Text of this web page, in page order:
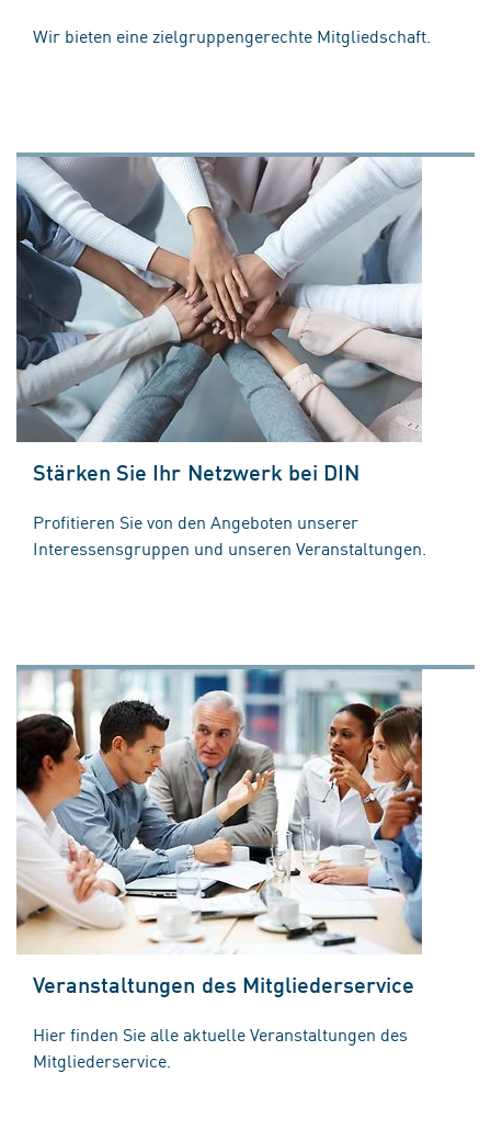
Wir bieten eine zielgruppengerechte Mitgliedschaft.
Stärken Sie Ihr Netzwerk bei DIN
Profitieren Sie von den Angeboten unserer
Interessensgruppen und unseren Veranstaltungen.
Veranstaltungen des Mitgliederservice
Hier finden Sie alle aktuelle Veranstaltungen des
Mitgliederservice.